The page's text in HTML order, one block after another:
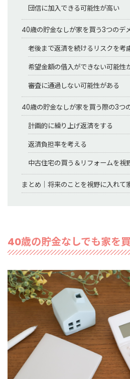
団信に加入できる可能性が高い
40歳の貯金なしが家を買う3つのデ
老後まで返済を続けるリスクを考
希望金額の借入ができない可能性
審査に通過しない可能性がある
40歳の貯金なしが家を買う際の3つ
計画的に繰り上げ返済をする
返済負担率を考える
中古住宅の買う＆リフォームを視
まとめ｜将来のことを視野に入れて
40歳の貯金なしでも家を